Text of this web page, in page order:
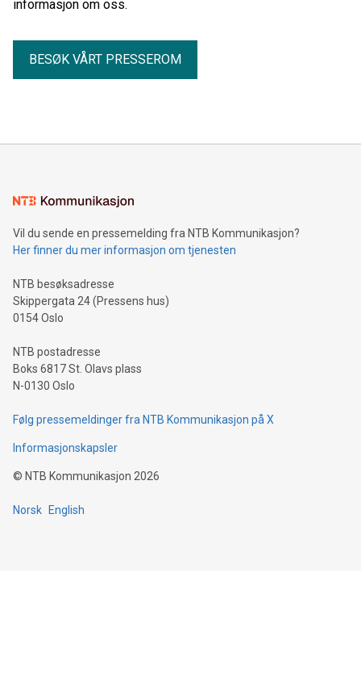
informasjon om oss.
BESØK VÅRT PRESSEROM
Vil du sende en pressemelding fra NTB Kommunikasjon?
Her finner du mer informasjon om tjenesten
NTB besøksadresse
Skippergata 24 (Pressens hus)
0154 Oslo
NTB postadresse
Boks 6817 St. Olavs plass
N-0130 Oslo
Følg pressemeldinger fra NTB Kommunikasjon på X
Informasjonskapsler
© NTB Kommunikasjon 2026
Norsk English